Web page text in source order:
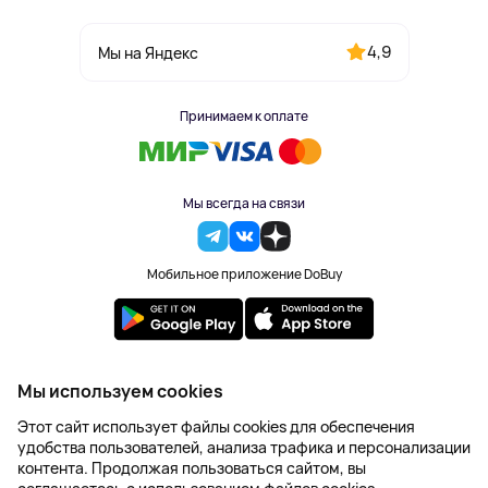
Мы на Яндекс 4,9
Принимаем к оплате
Мы всегда на связи
Мобильное приложение DoBuy
2023-2026 © DoBuy. Все права защищены
Правила обработки персональных данных
Пользовательское соглашение
Оферта
Создание сайта – NetLab
Мы используем cookies
Этот сайт использует файлы cookies для обеспечения
удобства пользователей, анализа трафика и персонализации
контента. Продолжая пользоваться сайтом, вы